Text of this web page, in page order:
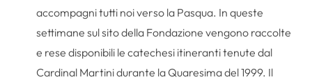
accompagni tutti noi verso la Pasqua. In queste
settimane sul sito della Fondazione vengono raccolte
e rese disponibili le catechesi itineranti tenute dal
Cardinal Martini durante la Quaresima del 1999. Il